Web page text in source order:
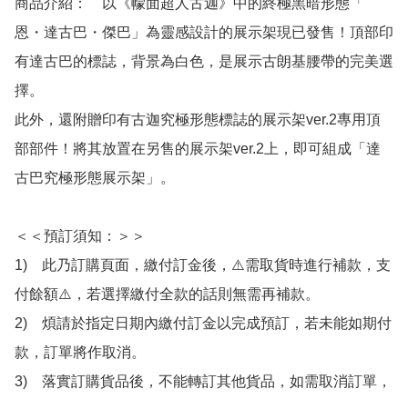
商品介紹：　以《幪面超人古迦》中的終極黑暗形態「
恩・達古巴・傑巴」為靈感設計的展示架現已發售！頂部印
有達古巴的標誌，背景為白色，是展示古朗基腰帶的完美選
擇。
此外，還附贈印有古迦究極形態標誌的展示架ver.2專用頂
部部件！將其放置在另售的展示架ver.2上，即可組成「達
古巴究極形態展示架」。
＜＜預訂須知：＞＞
1)　此乃訂購頁面，繳付訂金後，⚠️需取貨時進行補款，支
付餘額⚠️，若選擇繳付全款的話則無需再補款。
2)　煩請於指定日期內繳付訂金以完成預訂，若未能如期付
款，訂單將作取消。
3)　落實訂購貨品後，不能轉訂其他貨品，如需取消訂單，